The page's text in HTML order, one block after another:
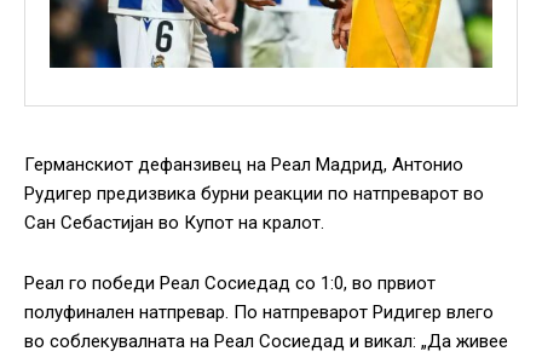
Германскиот дефанзивец на Реал Мадрид, Антонио
Рудигер предизвика бурни реакции по натпреварот во
Сан Себастијан во Купот на кралот.
Реал го победи Реал Сосиедад со 1:0, во првиот
полуфинален натпревар. По натпреварот Ридигер влего
во соблекувалната на Реал Сосиедад и викал: „Да живее